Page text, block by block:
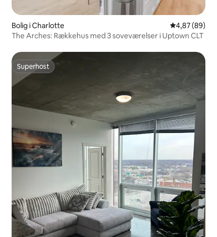
Bolig i Charlotte 4,87 ud af 5 i
4,87 (89)
The Arches: Rækkehus med 3 soveværelser i Uptown CLT
Superhost
Superhost